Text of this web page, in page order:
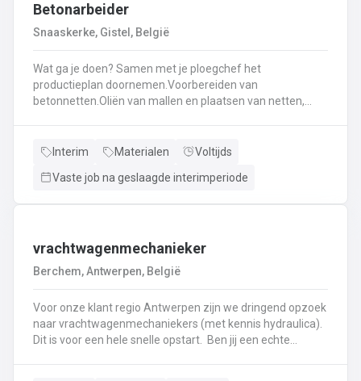
Betonarbeider
Snaaskerke, Gistel, België
Wat ga je doen? Samen met je ploegchef het
productieplan doornemen.Voorbereiden van
betonnetten.Oliën van mallen en plaatsen van netten,
eindafwerking.Frezen, boren, en zagen in de
klaar zijn voor gebruik.Opruimen van de werkplaats en
Interim Materialen
Voltijds
Vaste job na geslaagde interimperiode
vrachtwagenmechanieker
Berchem, Antwerpen, België
Voor onze klant regio Antwerpen zijn we dringend opzoek
naar vrachtwagenmechaniekers (met kennis hydraulica).
Dit is voor een hele snelle opstart. Ben jij een echte